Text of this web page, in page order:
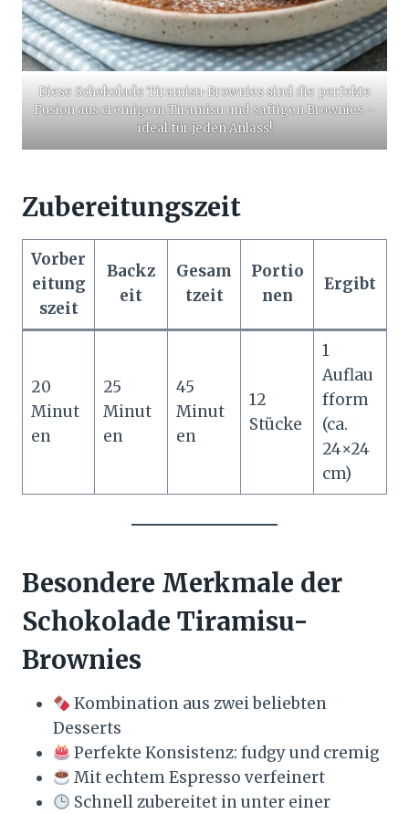
Diese Schokolade Tiramisu-Brownies sind die perfekte
Fusion aus cremigem Tiramisu und saftigen Brownies –
ideal für jeden Anlass!
Zubereitungszeit
Vorber
eitung
szeit
Backz
eit
Gesam
tzeit
Portio
nen
Ergibt
20
Minut
en
25
Minut
en
45
Minut
en
12
Stücke
1
Auflau
fform
(ca.
24×24
cm)
Besondere Merkmale der
Schokolade Tiramisu-
Brownies
Kombination aus zwei beliebten
Desserts
Perfekte Konsistenz: fudgy und cremig
Mit echtem Espresso verfeinert
Schnell zubereitet in unter einer